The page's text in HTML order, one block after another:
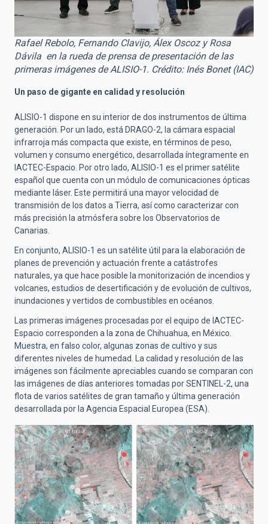
Rafael Rebolo, Fernando Clavijo, Álex Oscoz y Rosa
Dávila en la rueda de prensa de presentación de las
primeras imágenes de ALISIO-1. Crédito: Inés Bonet (IAC)
Un paso de gigante en calidad y resolución
ALISIO-1 dispone en su interior de dos instrumentos de última
generación. Por un lado, está DRAGO-2, la cámara espacial
infrarroja más compacta que existe, en términos de peso,
volumen y consumo energético, desarrollada íntegramente en
IACTEC-Espacio. Por otro lado, ALISIO-1 es el primer satélite
español que cuenta con un módulo de comunicaciones ópticas
mediante láser. Este permitirá una mayor velocidad de
transmisión de los datos a Tierra, así como caracterizar con
más precisión la atmósfera sobre los Observatorios de
Canarias.
En conjunto, ALISIO-1 es un satélite útil para la elaboración de
planes de prevención y actuación frente a catástrofes
naturales, ya que hace posible la monitorización de incendios y
volcanes, estudios de desertificación y de evolución de cultivos,
inundaciones y vertidos de combustibles en océanos.
Las primeras imágenes procesadas por el equipo de IACTEC-
Espacio corresponden a la zona de Chihuahua, en México.
Muestra, en falso color, algunas zonas de cultivo y sus
diferentes niveles de humedad. La calidad y resolución de las
imágenes son fácilmente apreciables cuando se comparan con
las imágenes de días anteriores tomadas por SENTINEL-2, una
flota de varios satélites de gran tamaño y última generación
desarrollada por la Agencia Espacial Europea (ESA).